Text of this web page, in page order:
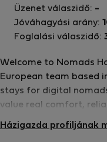
Welcome to Nomads
European team based
stays for digital
value real comfort,
Házigazda profiljának
Üzenet válaszidő: -
Jóváhagyási arány:
Foglalási válaszidő: